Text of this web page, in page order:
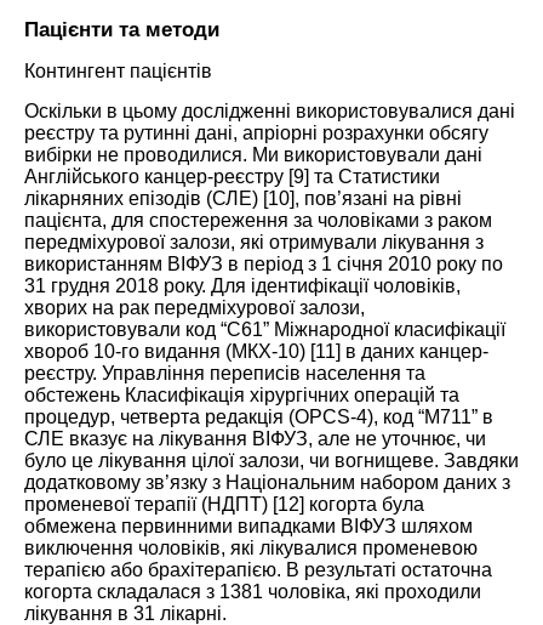
Пацієнти та методи
Контингент пацієнтів
Оскільки в цьому дослідженні використовувалися дані
реєстру та рутинні дані, апріорні розрахунки обсягу
вибірки не проводилися. Ми використовували дані
Англійського канцер-реєстру [9] та Статистики
лікарняних епізодів (СЛЕ) [10], пов’язані на рівні
пацієнта, для спостереження за чоловіками з раком
передміхурової залози, які отримували лікування з
використанням ВІФУЗ в період з 1 січня 2010 року по
31 грудня 2018 року. Для ідентифікації чоловіків,
хворих на рак передміхурової залози,
використовували код “С61” Міжнародної класифікації
хвороб 10-го видання (МКХ-10) [11] в даних канцер-
реєстру. Управління переписів населення та
обстежень Класифікація хірургічних операцій та
процедур, четверта редакція (OPCS-4), код “M711” в
СЛЕ вказує на лікування ВІФУЗ, але не уточнює, чи
було це лікування цілої залози, чи вогнищеве. Завдяки
додатковому зв’язку з Національним набором даних з
променевої терапії (НДПТ) [12] когорта була
обмежена первинними випадками ВІФУЗ шляхом
виключення чоловіків, які лікувалися променевою
терапією або брахітерапією. В результаті остаточна
когорта складалася з 1381 чоловіка, які проходили
лікування в 31 лікарні.